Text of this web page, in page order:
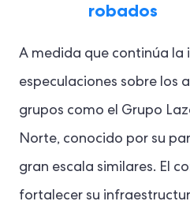
robados
A medida que continúa la
especulaciones sobre los
grupos como el Grupo
Norte, conocido por su
gran escala similares. El
fortalecer su